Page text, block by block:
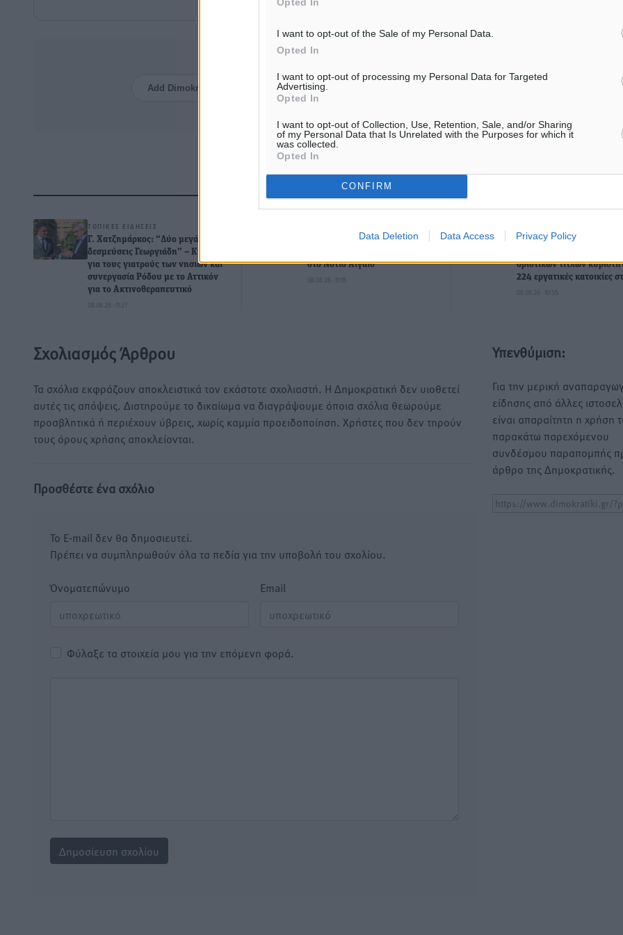
I want to opt-out of the Sale of my Personal Data.
Opted In
I want to opt-out of processing my Personal Data for Targeted
Advertising.
Opted In
I want to opt-out of Collection, Use, Retention, Sale, and/or Sharing
of my Personal Data that Is Unrelated with the Purposes for which it
was collected.
Opted In
CONFIRM
Data Deletion Data Access Privacy Policy
Δείτε περισσότερα άρθρα μας στα αποτελέσματα αναζήτησης
Add Dimokratiki.gr on Google ↗ Ακολουθήστε μας στο Google News ★ ↗
ΔΙΑΒΑΣΕ ΕΠΙΣΗΣ
ΤΟΠΙΚΈΣ ΕΙΔΉΣΕΙΣ
Γ. Χατζημάρκος: “Δύο μεγάλες
δεσμεύσεις Γεωργιάδη” – Κίνητρα
για τους γιατρούς των νησιών και
συνεργασία Ρόδου με το Αττικόν
για το Ακτινοθεραπευτικό
08.08.26 · 11:27
Συνελήφθησαν έξι άτομα για
στο Νότιο Αιγαίο
08.08.26 · 11:15
Βασίλης Υψηλάντης:
οριστικών τίτλων
224 εργατικές κατοικίες
08.08.26 · 10:55
Σχολιασμός Άρθρου
Τα σχόλια εκφράζουν αποκλειστικά τον εκάστοτε σχολιαστή. Η Δημοκρατική δεν υιοθετεί
αυτές τις απόψεις. Διατηρούμε το δικαίωμα να διαγράψουμε όποια σχόλια θεωρούμε
προσβλητικά ή περιέχουν ύβρεις, χωρίς καμμία προειδοποίηση. Χρήστες που δεν τηρούν
τους όρους χρήσης αποκλείονται.
Προσθέστε ένα σχόλιο
Το E-mail δεν θα δημοσιευτεί.
Πρέπει να συμπληρωθούν όλα τα πεδία για την υποβολή του σχολίου.
Όνοματεπώνυμο Email
Φύλαξε τα στοιχεία μου για την επόμενη φορά.
Υπενθύμιση:
Για την μερική
είδησης από άλλες
είναι απαραίτητη η χρήση
παρακάτω παρεχόμενου
συνδέσμου παραπομπής
άρθρο της Δημοκρατικής.